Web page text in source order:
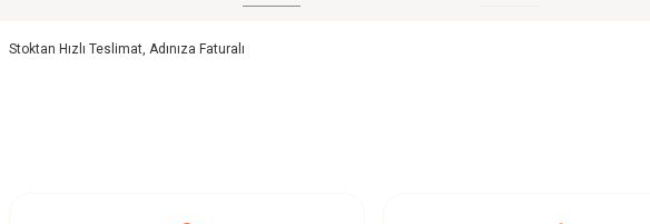
Stoktan Hızlı Teslimat, Adınıza Faturalı